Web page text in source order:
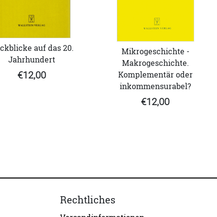
auf das 20.
Jahrhundert
€12,00
Mikrogeschichte -
Makrogeschichte.
Komplementär oder
inkommensurabel?
€12,00
Rechtliches